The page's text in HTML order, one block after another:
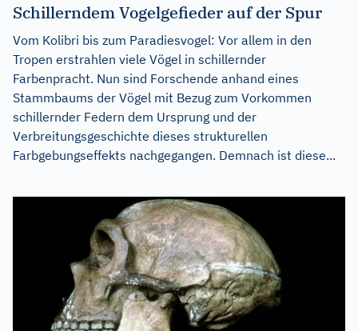
Schillerndem Vogelgefieder auf der Spur
Vom Kolibri bis zum Paradiesvogel: Vor allem in den
Tropen erstrahlen viele Vögel in schillernder
Farbenpracht. Nun sind Forschende anhand eines
Stammbaums der Vögel mit Bezug zum Vorkommen
schillernder Federn dem Ursprung und der
Verbreitungsgeschichte dieses strukturellen
Farbgebungseffekts nachgegangen. Demnach ist diese...